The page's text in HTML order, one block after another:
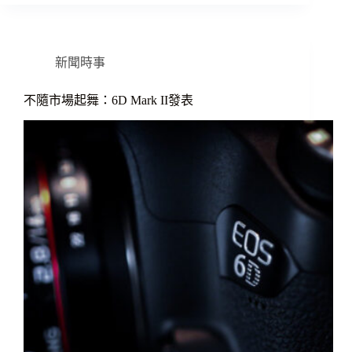
新聞時事
不隨市場起舞：6D Mark II發表